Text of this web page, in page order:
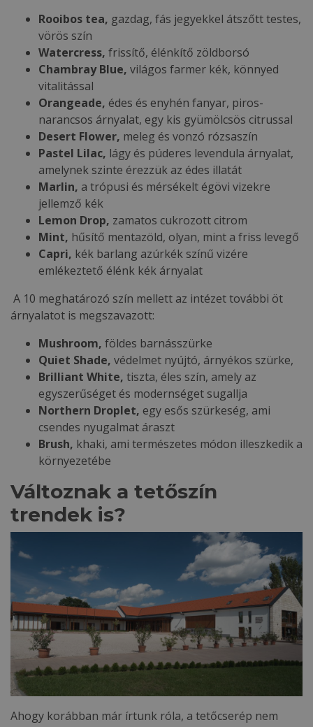
Rooibos tea, gazdag, fás jegyekkel átszőtt testes,
vörös szín
Watercress, frissítő, élénkítő zöldborsó
Chambray Blue, világos farmer kék, könnyed
vitalitással
Orangeade, édes és enyhén fanyar, piros-
narancsos árnyalat, egy kis gyümölcsös citrussal
Desert Flower, meleg és vonzó rózsaszín
Pastel Lilac, lágy és púderes levendula árnyalat,
amelynek szinte érezzük az édes illatát
Marlin, a trópusi és mérsékelt égövi vizekre
jellemző kék
Lemon Drop, zamatos cukrozott citrom
Mint, hűsítő mentazöld, olyan, mint a friss levegő
Capri, kék barlang azúrkék színű vizére
emlékeztető élénk kék árnyalat
A 10 meghatározó szín mellett az intézet további öt
árnyalatot is megszavazott:
Mushroom, földes barnásszürke
Quiet Shade, védelmet nyújtó, árnyékos szürke,
Brilliant White, tiszta, éles szín, amely az
egyszerűséget és modernséget sugallja
Northern Droplet, egy esős szürkeség, ami
csendes nyugalmat áraszt
Brush, khaki, ami természetes módon illeszkedik a
környezetébe
Változnak a tetőszín
trendek is?
Ahogy korábban már írtunk róla, a tetőcserép nem